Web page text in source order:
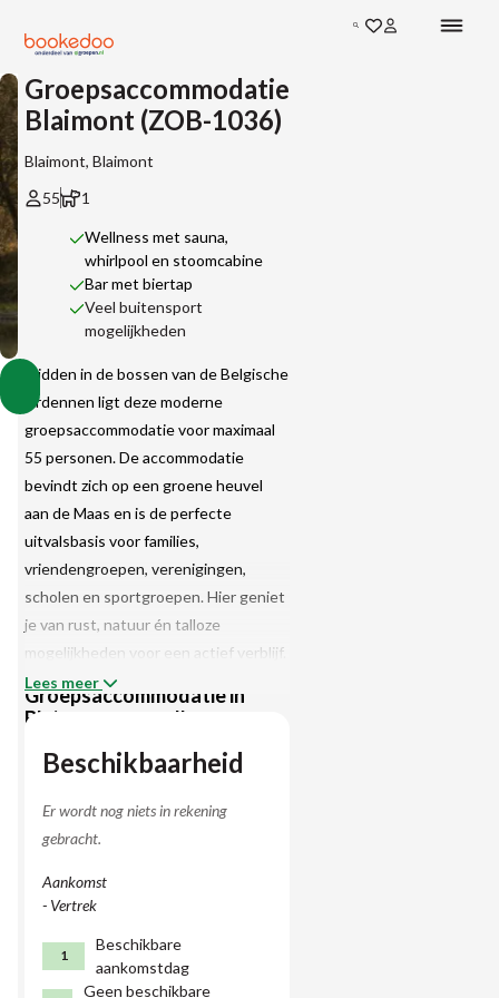
Zoeken
Toon
alle
afbeeldingen
Accommodaties
Vakantiehuizen
in
Vakantiehuizen
in
Namen
Vakantiehuizen
in
Groepsaccommodatie
(ZOB-
1036)
Groepsaccommodatie
Blaimont (ZOB-1036)
Blaimont, Blaimont
55
1
Wellness met sauna,
whirlpool en stoomcabine
Bar met biertap
Veel buitensport
mogelijkheden
Midden in de bossen van de Belgische
Ardennen ligt deze moderne
groepsaccommodatie voor maximaal
55 personen. De accommodatie
bevindt zich op een groene heuvel
aan de Maas en is de perfecte
uitvalsbasis voor families,
vriendengroepen, verenigingen,
scholen en sportgroepen. Hier geniet
je van rust, natuur én talloze
mogelijkheden voor een actief verblijf.
Groepsaccommodatie in
Blaimont met wellness 🧖‍♀️
Deze ruime groepsaccommodatie is
ingericht. Dankzij de uitstekende
isolatie, driedubbele beglazing,
ventilatiesysteem verblijf je hier het
gezamenlijke maaltijden is er een
professionele keuken met aparte
Lees meer
Beschikbaarheid
Er wordt nog niets in rekening
gebracht.
Aankomst
- Vertrek
1
Beschikbare
aankomstdag
Geen beschikbare